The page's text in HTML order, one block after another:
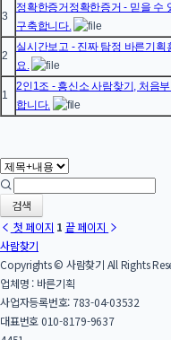
3
정확한증거정확한증거 - 믿을 수
구축합니다.
2
실시간보고 - 진짜 탐정 바른기획
요.
1
2인1조 - 흥신소 사람찾기, 처음
합니다.
검색
첫 페이지 1 끝 페이지
사람찾기
Copyrights © 사람찾기 All Rights
업체명 : 바른기획
사업자등록번호: 783-04-03532
대표번호 010-8179-9637